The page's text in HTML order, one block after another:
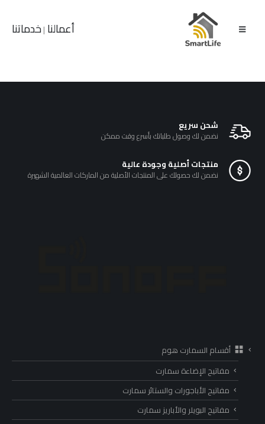
أعمالنا |خدماتنا
شحن سريع
نضمن لك وصول طلباتك بأسرع وقت ممكن
منتجات أصلية وجودة عالية
نضمن لك حصولك على المنتجات الأصلية من الماركات العالمية الشهيرة
أقسام السمارت هوم
مفاتيح الإضاءة سمارت
مفاتيح الأباجورات والستائر سمارت
مفاتيح البويلر والأباريز سمارت